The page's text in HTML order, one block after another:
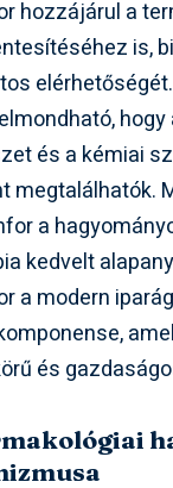
hozzájárul a
is,
elérhetőségét.
és a kémiai
megtalálhatók.
a
kedvelt
a modern
és